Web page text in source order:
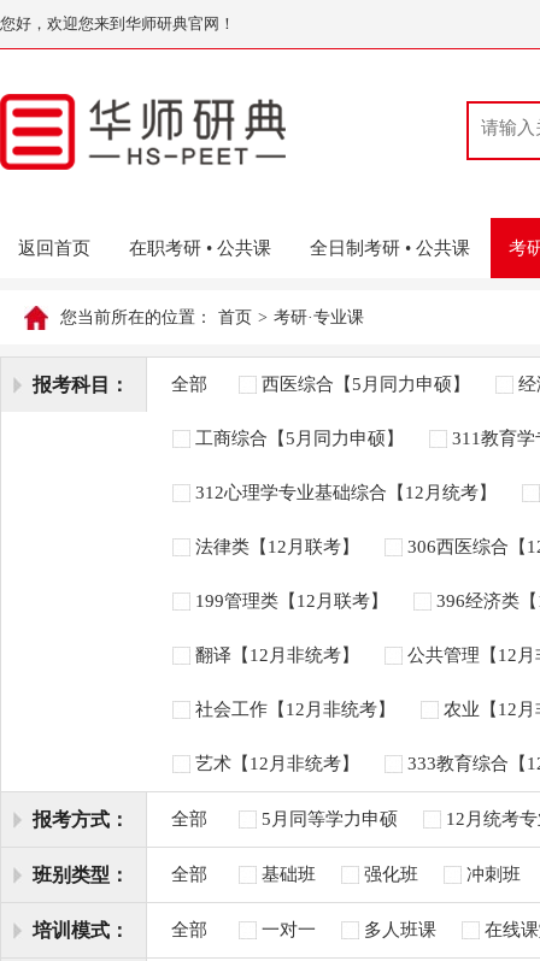
您好，欢迎您来到华师研典官网！
返回首页 在职考研 • 公共课 全日制考研 • 公共课 考
您当前所在的位置： 首页 > 考研·专业课
报考科目： 全部 西医综合【5月同力申硕】 经
工商综合【5月同力申硕】 311教育
312心理学专业基础综合【12月统考】
法律类【12月联考】 306西医综合【
199管理类【12月联考】 396经济类
翻译【12月非统考】 公共管理【12月
社会工作【12月非统考】 农业【12月
艺术【12月非统考】 333教育综合【
报考方式： 全部 5月同等学力申硕 12月统考
班别类型： 全部 基础班 强化班 冲刺班
培训模式： 全部 一对一 多人班课 在线